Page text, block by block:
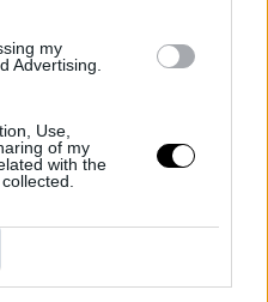
my
Advertising.
Use,
of my
with the